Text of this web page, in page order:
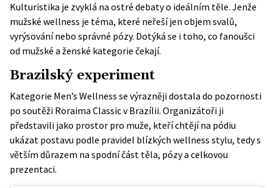
Kulturistika je zvyklá na ostré debaty o ideálním těle. Jenže
mužské wellness je téma, které neřeší jen objem svalů,
vyrýsování nebo správné pózy. Dotýká se i toho, co fanoušci
od mužské a ženské kategorie čekají.
Brazilský experiment
Kategorie Men’s Wellness se výrazněji dostala do pozornosti
po soutěži Roraima Classic v Brazílii. Organizátoři ji
představili jako prostor pro muže, kteří chtějí na pódiu
ukázat postavu podle pravidel blízkých wellness stylu, tedy s
větším důrazem na spodní část těla, pózy a celkovou
prezentaci.